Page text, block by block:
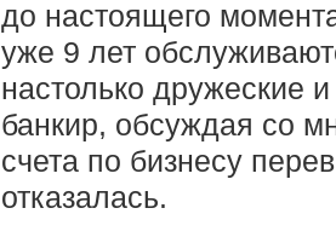
до настоящего
уже 9 лет
настолько дружеские
банкир, обсуждая со
счета по бизнесу
отказалась.